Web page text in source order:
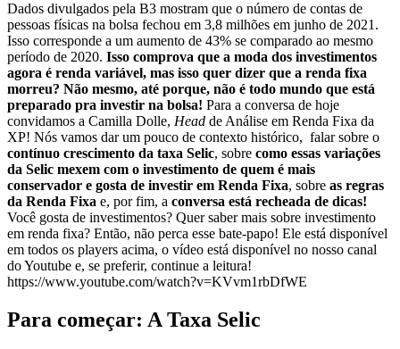
Dados divulgados pela B3 mostram que o número de contas de
pessoas físicas na bolsa fechou em 3,8 milhões em junho de 2021.
Isso corresponde a um aumento de 43% se comparado ao mesmo
período de 2020. Isso comprova que a moda dos investimentos
agora é renda variável, mas isso quer dizer que a renda fixa
morreu? Não mesmo, até porque, não é todo mundo que está
preparado pra investir na bolsa! Para a conversa de hoje
convidamos a Camilla Dolle, Head de Análise em Renda Fixa da
XP! Nós vamos dar um pouco de contexto histórico, falar sobre o
contínuo crescimento da taxa Selic, sobre como essas variações
da Selic mexem com o investimento de quem é mais
conservador e gosta de investir em Renda Fixa, sobre as regras
da Renda Fixa e, por fim, a conversa está recheada de dicas!
Você gosta de investimentos? Quer saber mais sobre investimento
em renda fixa? Então, não perca esse bate-papo! Ele está disponível
em todos os players acima, o vídeo está disponível no nosso canal
do Youtube e, se preferir, continue a leitura!
https://www.youtube.com/watch?v=KVvm1rbDfWE
Para começar: A Taxa Selic